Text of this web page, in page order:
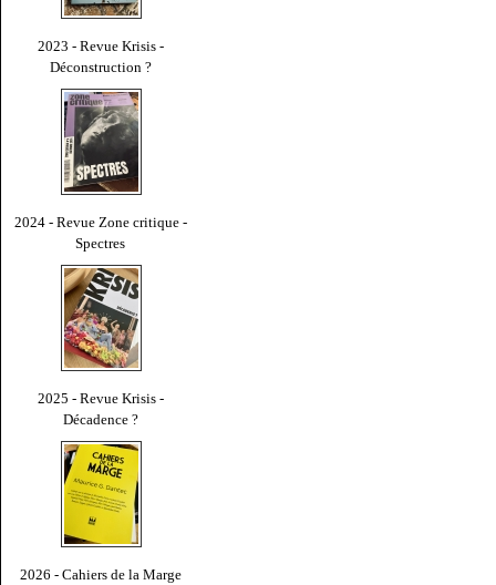
2023 - Revue Krisis -
Déconstruction ?
2024 - Revue Zone critique -
Spectres
2025 - Revue Krisis -
Décadence ?
2026 - Cahiers de la Marge